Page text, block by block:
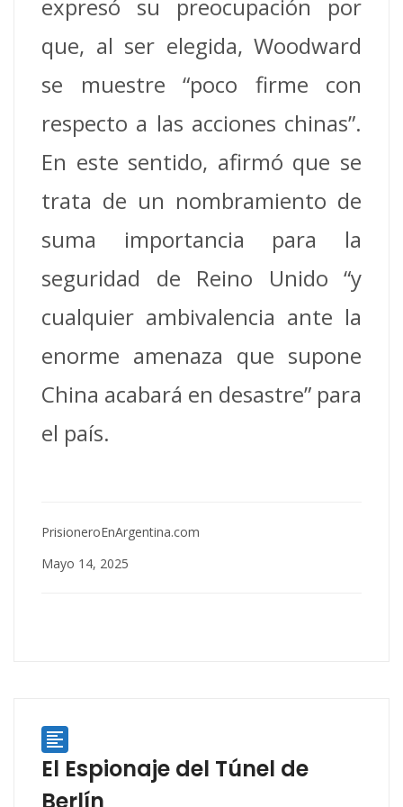
expresó su preocupación por
que, al ser elegida, Woodward
se muestre “poco firme con
respecto a las acciones chinas”.
En este sentido, afirmó que se
trata de un nombramiento de
suma importancia para la
seguridad de Reino Unido “y
cualquier ambivalencia ante la
enorme amenaza que supone
China acabará en desastre” para
el país.
PrisioneroEnArgentina.com
Mayo 14, 2025

El Espionaje del Túnel de